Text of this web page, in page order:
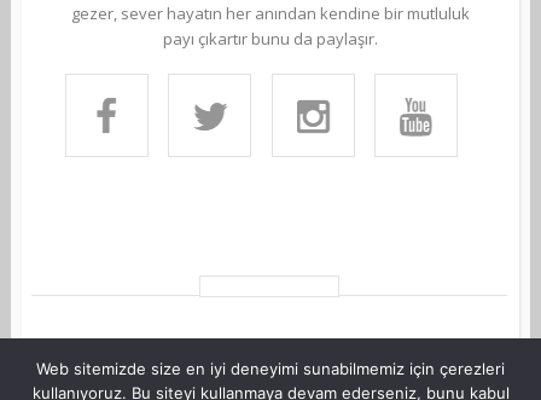
gezer, sever hayatın her anından kendine bir mutluluk
payı çıkartır bunu da paylaşır.
Web sitemizde size en iyi deneyimi sunabilmemiz için çerezleri
kullanıyoruz. Bu siteyi kullanmaya devam ederseniz, bunu kabul